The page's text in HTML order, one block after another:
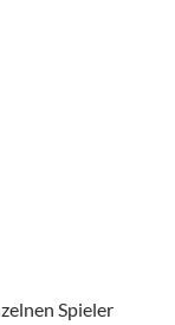
Spieler